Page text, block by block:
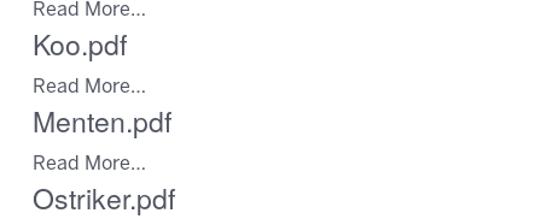
Read More…
Koo.pdf
Read More…
Menten.pdf
Read More…
Ostriker.pdf